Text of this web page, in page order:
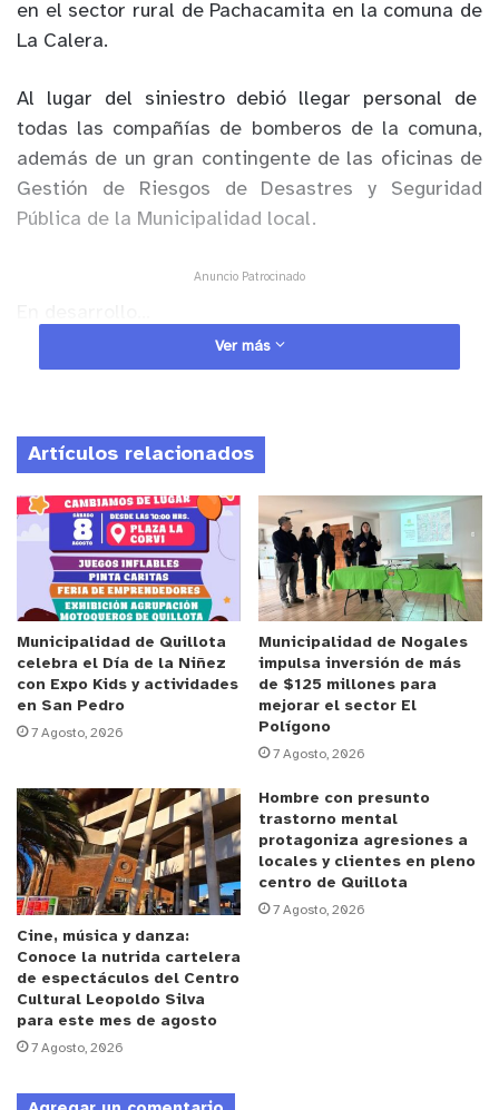
en el sector rural de Pachacamita en la comuna de
La Calera.
Al lugar del siniestro debió llegar personal de
todas las compañías de bomberos de la comuna,
además de un gran contingente de las oficinas de
Gestión de Riesgos de Desastres y Seguridad
Pública de la Municipalidad local.
Anuncio Patrocinado
Fuente: Rodrigo Dunstan
Ver más
Artículos relacionados
Municipalidad de Quillota
celebra el Día de la Niñez
con Expo Kids y actividades
en San Pedro
7 Agosto, 2026
Municipalidad de Nogales
impulsa inversión de más
de $125 millones para
mejorar el sector El
Polígono
7 Agosto, 2026
Cine, música y danza:
Conoce la nutrida cartelera
de espectáculos del Centro
Cultural Leopoldo Silva
para este mes de agosto
7 Agosto, 2026
Hombre con presunto
trastorno mental
protagoniza agresiones a
locales y clientes en pleno
centro de Quillota
7 Agosto, 2026